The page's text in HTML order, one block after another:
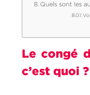
Quels sont les
Le congé
c’est quoi ?